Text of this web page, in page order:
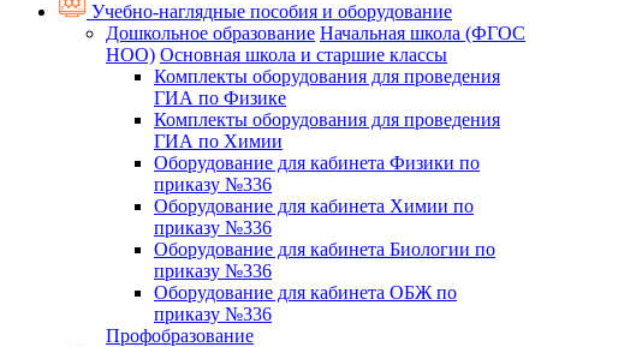
Учебно-наглядные пособия и оборудование
Дошкольное образование Начальная школа (ФГОС
НОО) Основная школа и старшие классы
Комплекты оборудования для проведения
ГИА по Физике
Комплекты оборудования для проведения
ГИА по Химии
Оборудование для кабинета Физики по
приказу №336
Оборудование для кабинета Химии по
приказу №336
Оборудование для кабинета Биологии по
приказу №336
Оборудование для кабинета ОБЖ по
приказу №336
Профобразование